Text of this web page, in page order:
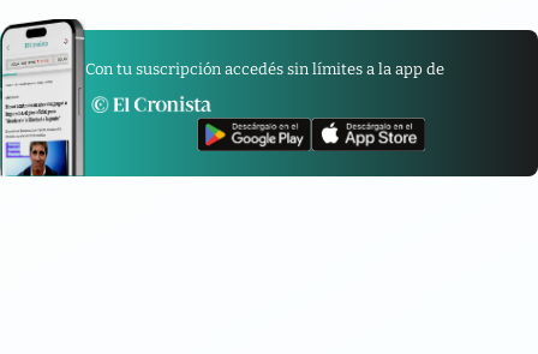
Con tu suscripción accedés sin límites a la app de